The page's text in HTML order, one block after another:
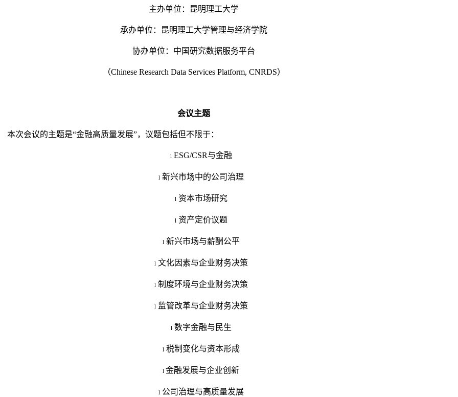
主办单位： 昆明理工大学
承办单位： 昆明理工大学管理与经济学院
协办单位： 中国研究数据服务平台
（Chinese Research Data Services Platform, CNRDS）
会议主题
本次会议的主题是“金融高质量发展”，议题包括但不限于：
l ESG/CSR与金融
l 新兴市场中的公司治理
l 资本市场研究
l 资产定价议题
l 新兴市场与薪酬公平
l 文化因素与企业财务决策
l 制度环境与企业财务决策
l 监管改革与企业财务决策
l 数字金融与民生
l 税制变化与资本形成
l 金融发展与企业创新
l 公司治理与高质量发展